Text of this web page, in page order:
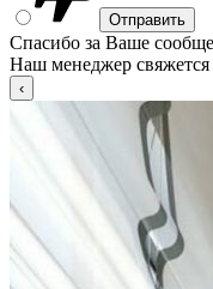
Спасибо за Ваше
Наш менеджер